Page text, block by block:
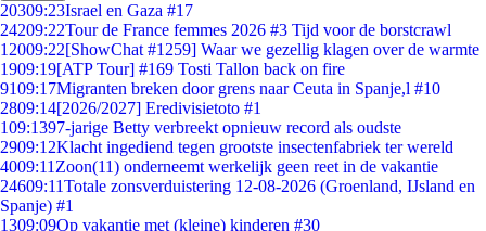
20309:23Israel en Gaza #17
24209:22Tour de France femmes 2026 #3 Tijd voor de borstcrawl
12009:22[ShowChat #1259] Waar we gezellig klagen over de warmte
1909:19[ATP Tour] #169 Tosti Tallon back on fire
9109:17Migranten breken door grens naar Ceuta in Spanje,l #10
2809:14[2026/2027] Eredivisietoto #1
109:1397-jarige Betty verbreekt opnieuw record als oudste
2909:12Klacht ingediend tegen grootste insectenfabriek ter wereld
4009:11 Zoon(11) onderneemt werkelijk geen reet in de vakantie
24609:11Totale zonsverduistering 12-08-2026 (Groenland, IJsland en
Spanje) #1
1309:09Op vakantie met (kleine) kinderen #30